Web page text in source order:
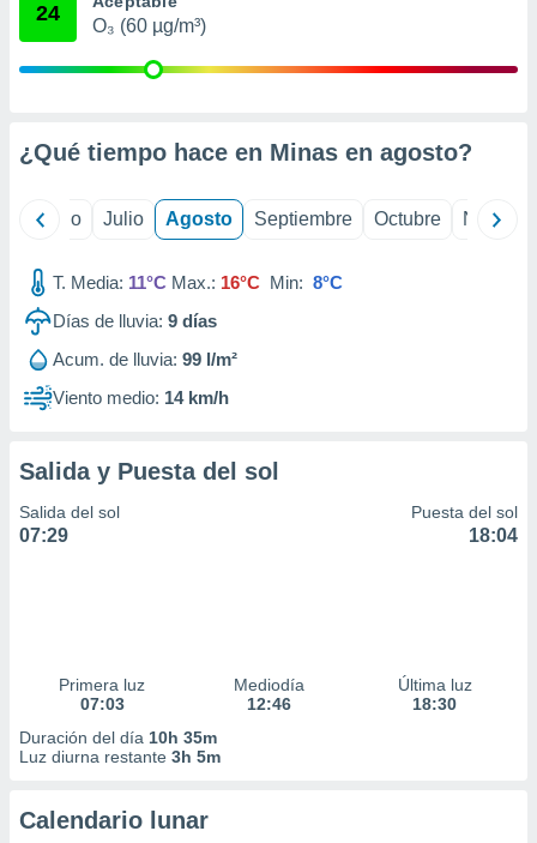
publicidad
publicidad
1199
24
O₃ (60 µg/m³)
¿Qué tiempo hace en Minas en agosto?
Junio Julio Agosto Septiembre Octubre
T. Media: 11°C Max.: 16°C Min: 8°C
Días de lluvia: 9 días
Acum. de lluvia: 99 l/m²
Viento medio: 14 km/h
Salida y Puesta del sol
Salida del sol
07:29
Puesta del sol
18:04
Primera luz
07:03
Mediodía
12:46
Última luz
18:30
Duración del día 10h 35m
Luz diurna restante 3h 5m
Calendario lunar